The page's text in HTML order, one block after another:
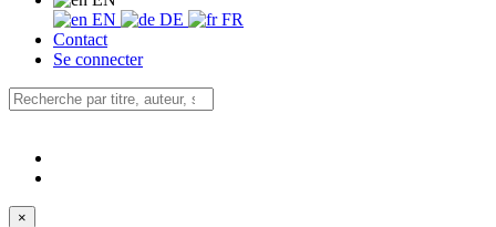
EN
DE
FR
Contact
Se connecter
×